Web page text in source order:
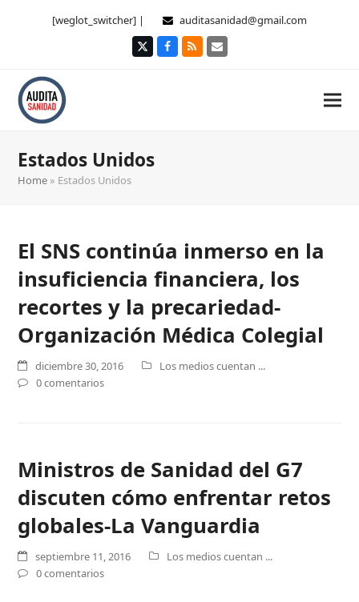
[weglot_switcher] | auditasanidad@gmail.com
TwitterFacebook
RSS Correo
Estados Unidos
Home » Estados Unidos
El SNS continúa inmerso en la
insuficiencia financiera, los
recortes y la precariedad-
Organización Médica Colegial
diciembre 30, 2016
Los medios cuentan ...
0 comentarios
Ministros de Sanidad del G7
discuten cómo enfrentar retos
globales-La Vanguardia
septiembre 11, 2016
Los medios cuentan ...
0 comentarios